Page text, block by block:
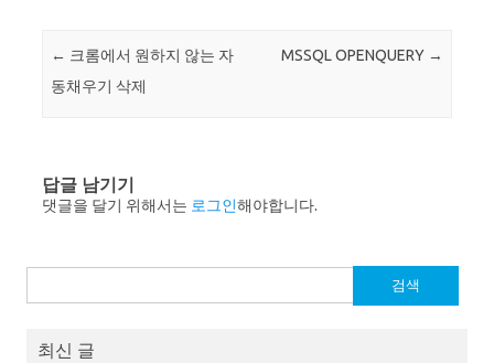
Post navigation
← 크롬에서 원하지 않는 자
동채우기 삭제
MSSQL OPENQUERY →
답글 남기기
댓글을 달기 위해서는 로그인해야합니다.
색:
최신 글